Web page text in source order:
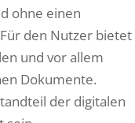
ohne einen
den Nutzer bietet
und vor allem
Dokumente.
der digitalen